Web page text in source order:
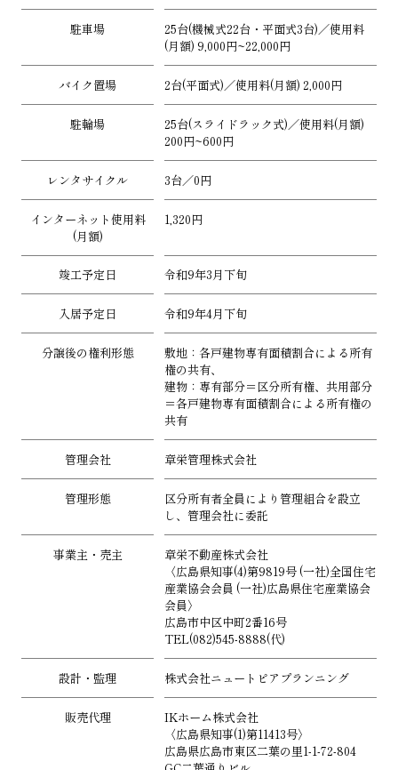
駐車場
25台(機械式22台・平面式3台)／使用料
(月額) 9,000円~22,000円
バイク置場 2台(平面式)／使用料(月額) 2,000円
駐輪場
25台(スライドラック式)／使用料(月額)
200円~600円
レンタサイクル 3台／0円
インターネット使用料
(月額)
1,320円
竣工予定日 令和9年3月下旬
入居予定日 令和9年4月下旬
分譲後の権利形態
敷地：各戸建物専有面積割合による所有
権の共有、
建物：専有部分＝区分所有権、共用部分
＝各戸建物専有面積割合による所有権の
共有
管理会社 章栄管理株式会社
管理形態
区分所有者全員により管理組合を設立
し、管理会社に委託
事業主・売主
章栄不動産株式会社
〈広島県知事(4)第9819号 (一社)全国住宅
産業協会会員 (一社)広島県住宅産業協会
会員〉
広島市中区中町2番16号
TEL(082)545-8888(代)
設計・監理 株式会社ニュートピアプランニング
販売代理
IKホーム株式会社
〈広島県知事(1)第11413号〉
広島県広島市東区二葉の里1-1-72-804